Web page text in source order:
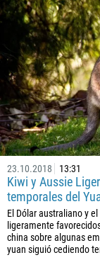
23.10.2018 13:31
Kiwi y Aussie
temporales del
El Dólar australiano y
ligeramente
china sobre algunas
yuan siguió cediendo